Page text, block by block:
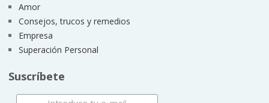
Amor
Consejos, trucos y remedios
Empresa
Superación Personal
Suscríbete